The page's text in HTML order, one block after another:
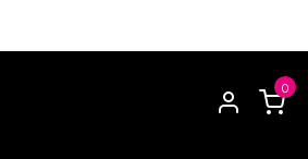
0